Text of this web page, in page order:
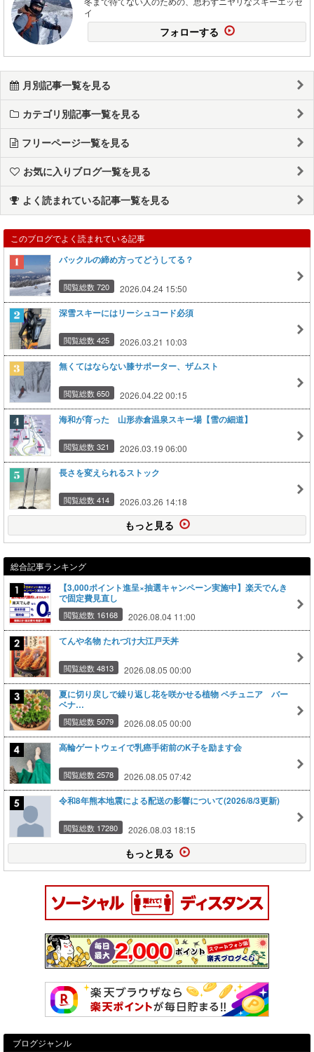
イ
フォローする
月別記事一覧を見る
カテゴリ別記事一覧を見る
フリーページ一覧を見る
お気に入りブログ一覧を見る
よく読まれている記事一覧を見る
このブログでよく読まれている記事
バックルの締め方ってどうしてる？
閲覧総数 720 2026.04.24 15:50
深雪スキーにはリーシュコード必須
閲覧総数 425 2026.03.21 10:03
無くてはならない膝サポーター、ザムスト
閲覧総数 650 2026.04.22 00:15
海和が育った 山形赤倉温泉スキー場【雪の細道】
閲覧総数 321 2026.03.19 06:00
長さを変えられるストック
閲覧総数 414 2026.03.26 14:18
もっと見る
総合記事ランキング
【3,000ポイント進呈×抽選キャンペーン実施中】楽天でんき
で固定費見直し
閲覧総数 16168 2026.08.04 11:00
てんや名物 たれづけ大江戸天丼
閲覧総数 4813 2026.08.05 00:00
夏に切り戻しで繰り返し花を咲かせる植物 ペチュニア バー
ベナ…
閲覧総数 5079 2026.08.05 00:00
高輪ゲートウェイで乳癌手術前のK子を励ます会
閲覧総数 2578 2026.08.05 07:42
令和8年熊本地震による配送の影響について(2026/8/3更新)
閲覧総数 17280 2026.08.03 18:15
もっと見る
ブログジャンル